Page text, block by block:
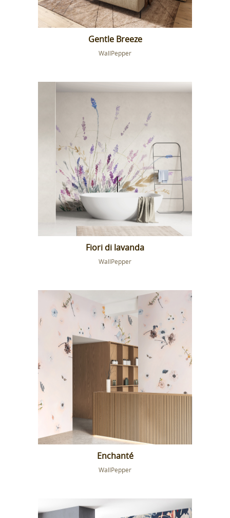
Gentle Breeze
WallPepper
Fiori di lavanda
WallPepper
Enchanté
WallPepper